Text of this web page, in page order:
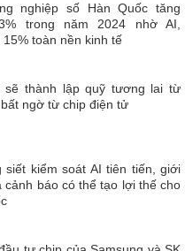
nghiệp số Hàn Quốc tăng
trong năm 2024 nhờ AI,
toàn nền kinh tế
sẽ thành lập quỹ tương lai từ
ngờ từ chip điện tử
siết kiểm soát AI tiên tiến, giới
cảnh báo có thể tạo lợi thế cho